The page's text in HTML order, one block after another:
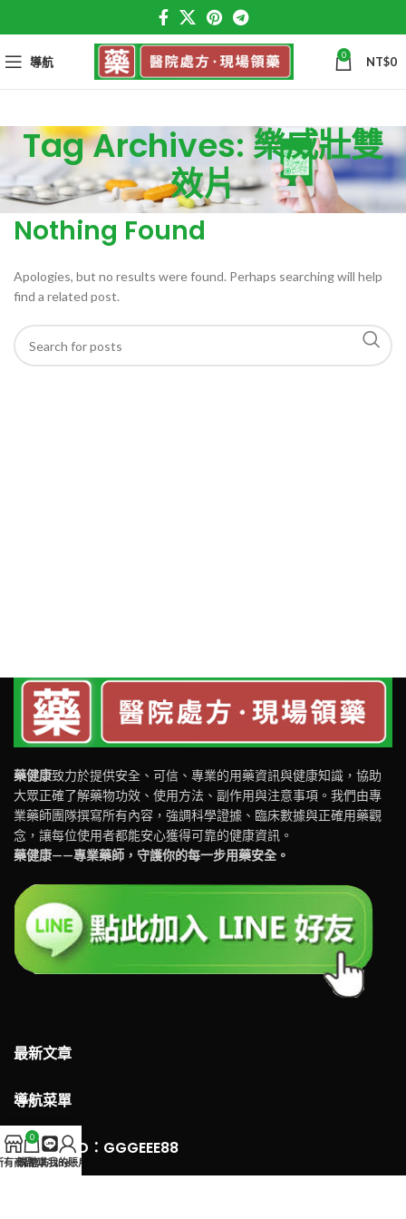
導航 0 NT$0
Tag Archives: 樂威壯雙
效片
Nothing Found
Apologies, but no results were found. Perhaps searching will help
find a related post.
藥健康致力於提供安全、可信、專業的用藥資訊與健康知識，協助
大眾正確了解藥物功效、使用方法、副作用與注意事項。我們由專
業藥師團隊撰寫所有內容，強調科學證據、臨床數據與正確用藥觀
念，讓每位使用者都能安心獲得可靠的健康資訊。
藥健康——專業藥師，守護你的每一步用藥安全。
最新文章
導航菜單
LINE 客服ID：GGGEEE88
有商品
0
購物車官方Line
我的賬戶